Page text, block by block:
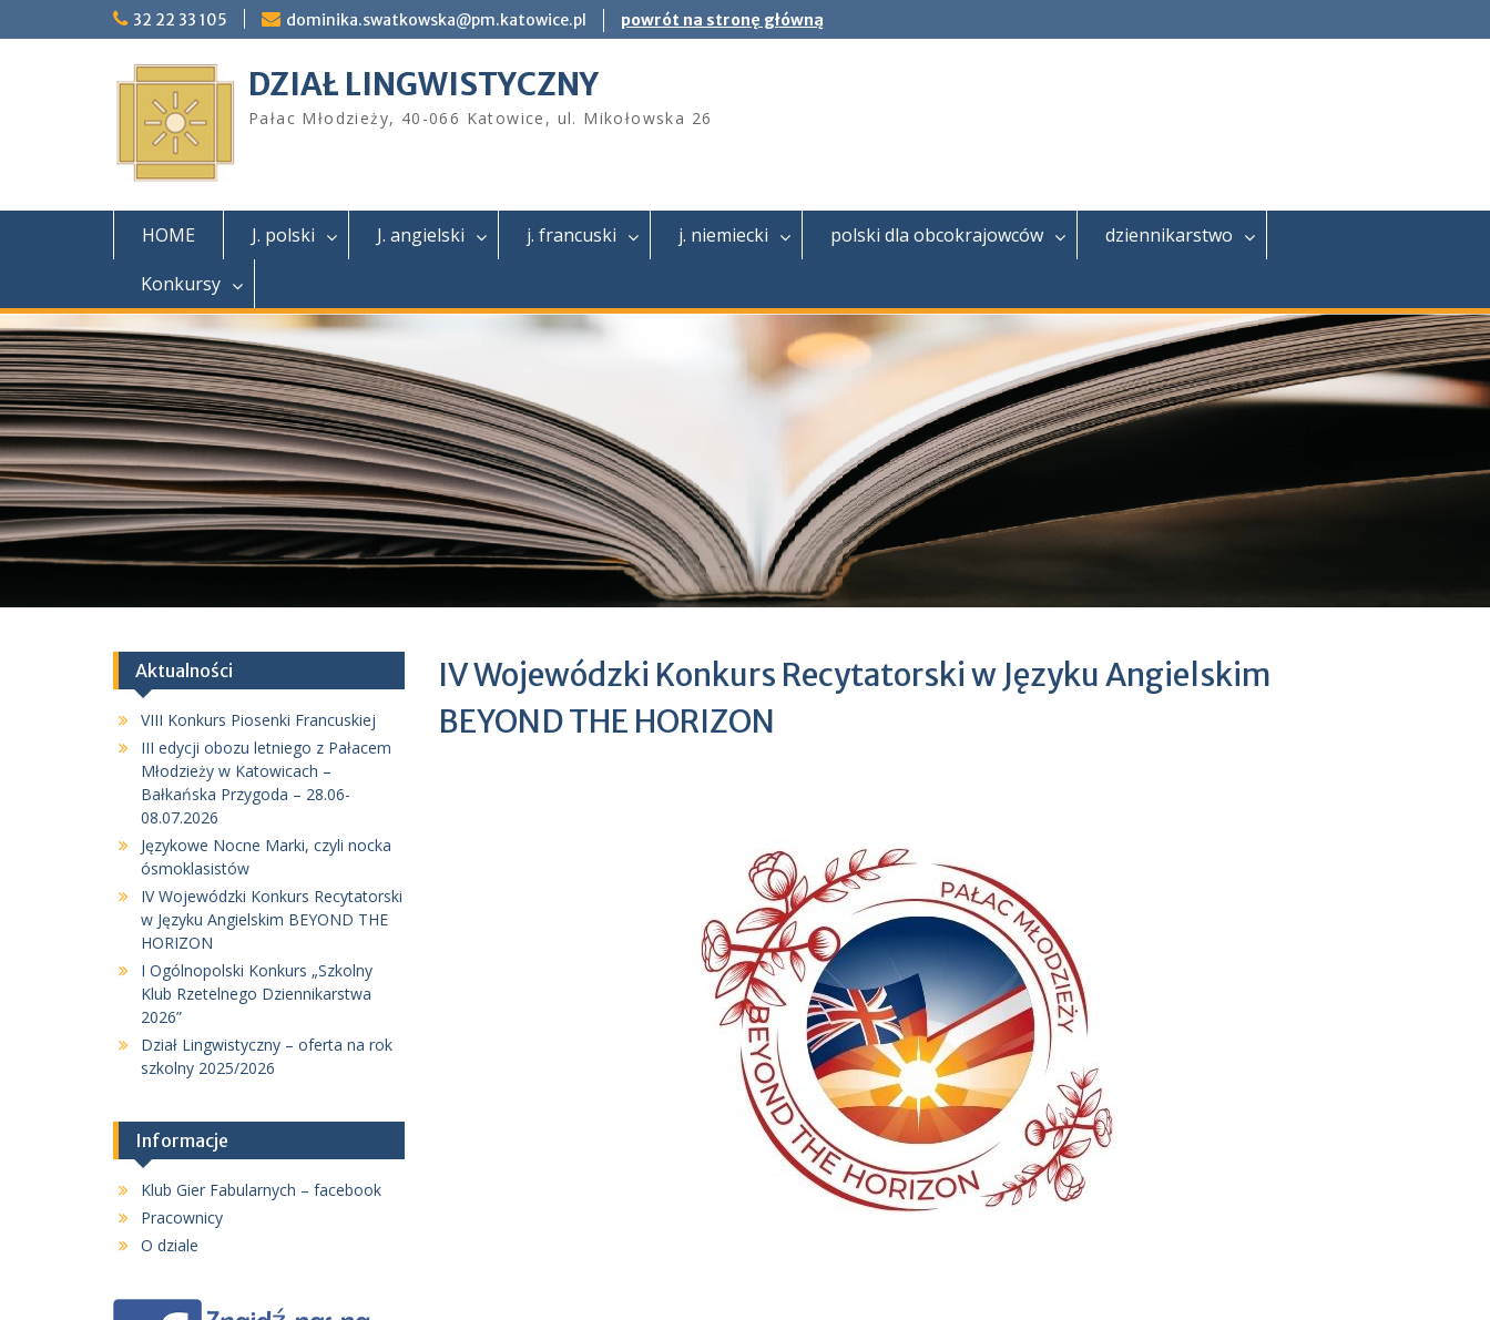
to
32 22 33 105 dominika.swatkowska@pm.katowice.pl powrót na stronę główną
DZIAŁ LINGWISTYCZNY
Pałac Młodzieży, 40-066 Katowice, ul. Mikołowska 26
HOME J. polski J. angielski j. francuski j. niemiecki polski dla obcokrajowców
dziennikarstwo
Konkursy
IV Wojewódzki Konkurs Recytatorski w Języku Angielskim
BEYOND THE HORIZON
Aktualności
VIII Konkurs Piosenki Francuskiej
III edycji obozu letniego z Pałacem
Młodzieży w Katowicach –
Bałkańska Przygoda – 28.06-
08.07.2026
Językowe Nocne Marki, czyli nocka
ósmoklasistów
IV Wojewódzki Konkurs Recytatorski
w Języku Angielskim BEYOND THE
HORIZON
I Ogólnopolski Konkurs „Szkolny
Klub Rzetelnego Dziennikarstwa
2026”
Dział Lingwistyczny – oferta na rok
szkolny 2025/2026
Informacje
Klub Gier Fabularnych – facebook
Pracownicy
O dziale